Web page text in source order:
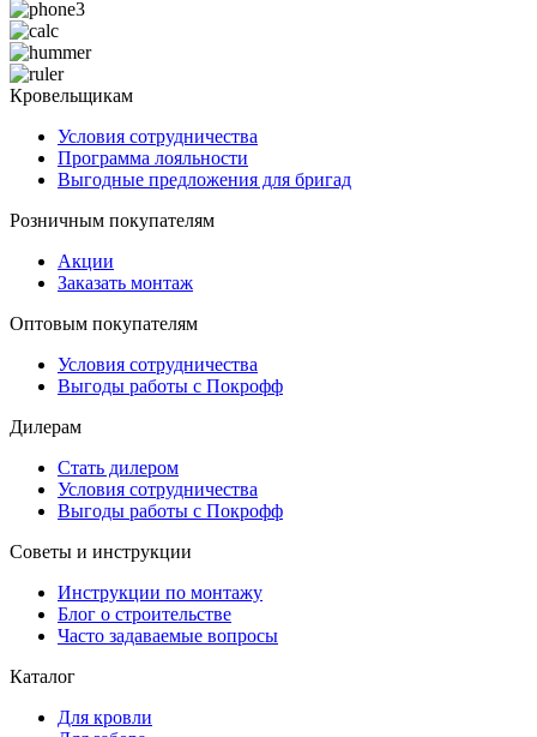
Кровельщикам
Условия сотрудничества
Программа лояльности
Выгодные предложения для бригад
Розничным покупателям
Акции
Заказать монтаж
Оптовым покупателям
Условия сотрудничества
Выгоды работы с Покрофф
Дилерам
Стать дилером
Условия сотрудничества
Выгоды работы с Покрофф
Советы и инструкции
Инструкции по монтажу
Блог о строительстве
Часто задаваемые вопросы
Каталог
Для кровли